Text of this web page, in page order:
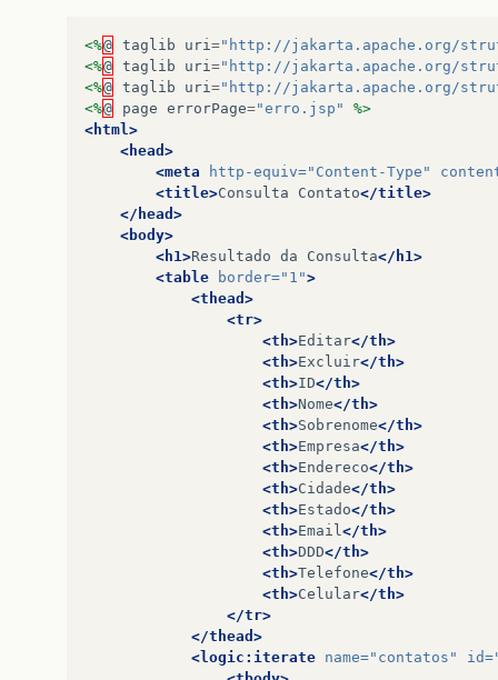
<%@ taglib uri ="http://jakarta.apache.org/
<%@ taglib uri ="http://jakarta.apache.org/
<%@ taglib uri ="http://jakarta.apache.org/
<%@ page errorPage="erro.jsp"
%>
<html>
<head>
<meta
http-equiv="Content-Type"
<title>Consulta Contato</title>
</head>
<body>
<h1>Resultado da Consulta</h1>
<table
border="1">
<thead>
<tr>
<th>Editar</th>
<th>Excluir</th>
<th>ID</th>
<th>Nome</th>
<th>Sobrenome</th>
<th>Empresa</th>
<th>Endereco</th>
<th>Cidade</th>
<th>Estado</th>
<th>Email </th>
<th>DDD</th>
<th>Telefone</th>
<th>Celular</th>
</tr>
</thead>
<logic:iterate name="contatos" id=